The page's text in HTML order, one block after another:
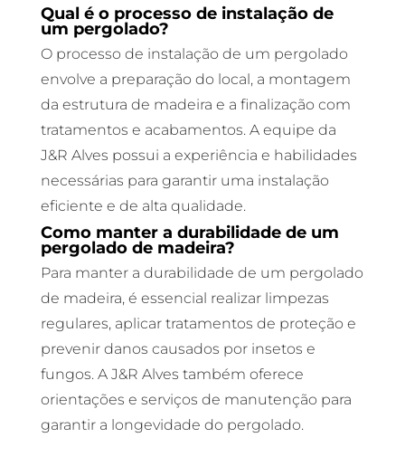
Qual é o processo de instalação de
um pergolado?
O processo de instalação de um pergolado
envolve a preparação do local, a montagem
da estrutura de madeira e a finalização com
tratamentos e acabamentos. A equipe da
J&R Alves possui a experiência e habilidades
necessárias para garantir uma instalação
eficiente e de alta qualidade.
Como manter a durabilidade de um
pergolado de madeira?
Para manter a durabilidade de um pergolado
de madeira, é essencial realizar limpezas
regulares, aplicar tratamentos de proteção e
prevenir danos causados por insetos e
fungos. A J&R Alves também oferece
orientações e serviços de manutenção para
garantir a longevidade do pergolado.